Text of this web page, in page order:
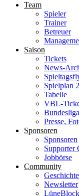
Team
Spieler
Trainer
Betreuer
Saison
Tickets
News-
Spielplan
Tabelle
VBL-
Presse,
Sponsoren
Sponsoren
Supporter
Jobbörse
Community
Geschichte
Newsletter
LüneBlock